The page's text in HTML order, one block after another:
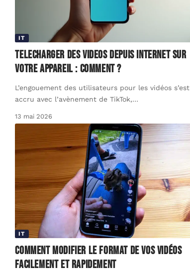
IT
Telecharger des videos depuis internet sur
votre appareil : comment ?
L’engouement des utilisateurs pour les vidéos s’est
accru avec l’avènement de TikTok,…
13 mai 2026
IT
Comment modifier le format de vos vidéos
facilement et rapidement